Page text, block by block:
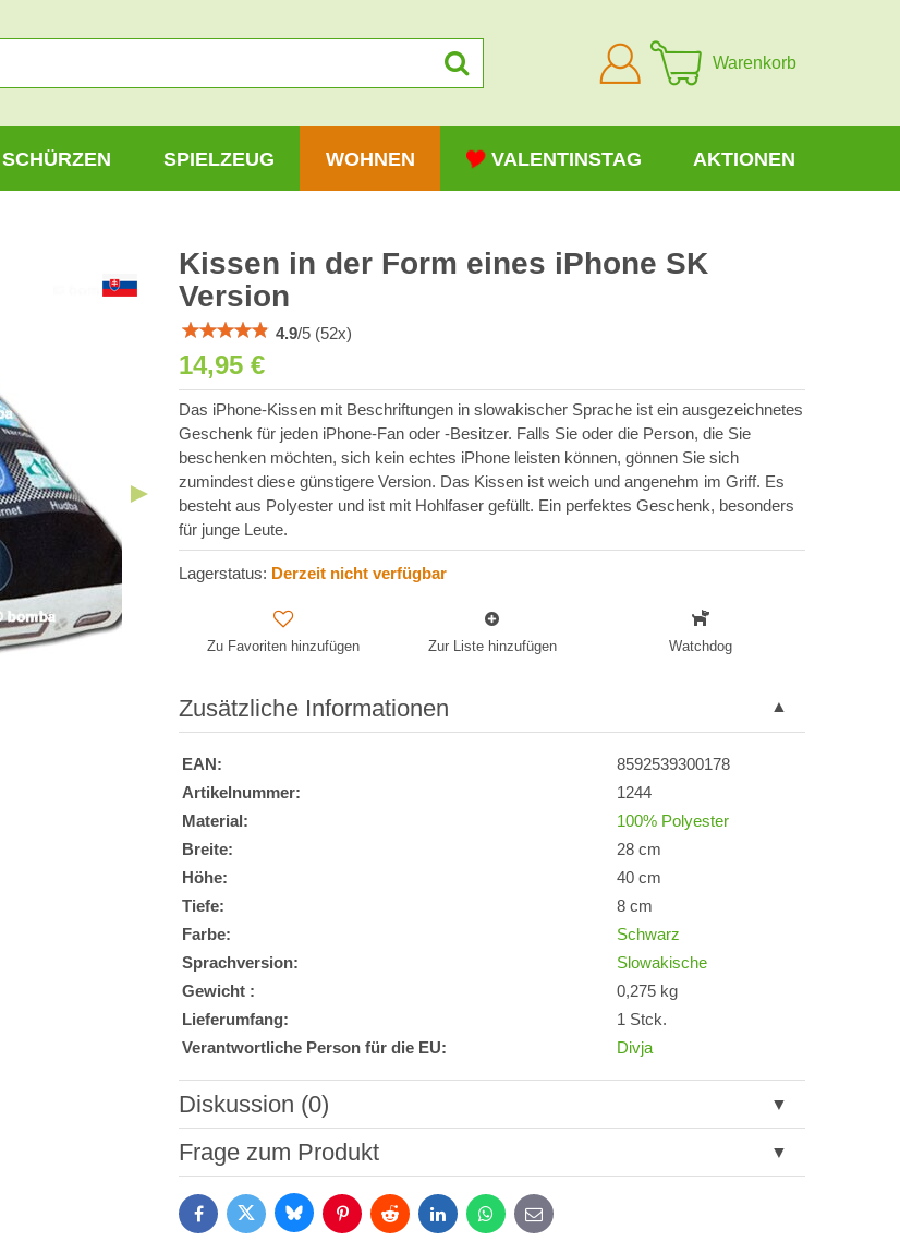
Anmelden
Warenkorb
SCHÜRZEN SPIELZEUG WOHNEN VALENTINSTAG AKTIONEN
Kissen in der Form eines iPhone SK
Version
4.9/5 (52x)
14,95 €
Das iPhone-Kissen mit Beschriftungen in slowakischer Sprache ist ein ausgezeichnetes
Geschenk für jeden iPhone-Fan oder -Besitzer. Falls Sie oder die Person, die Sie
beschenken möchten, sich kein echtes iPhone leisten können, gönnen Sie sich
zumindest diese günstigere Version. Das Kissen ist weich und angenehm im Griff. Es
besteht aus Polyester und ist mit Hohlfaser gefüllt. Ein perfektes Geschenk, besonders
für junge Leute.
Lagerstatus: Derzeit nicht verfügbar
Zu Favoriten hinzufügen Zur Liste hinzufügen Watchdog
Zusätzliche Informationen
EAN:
8592539300178
Artikelnummer:
1244
Material:
100% Polyester
Breite:
28 cm
Höhe:
40 cm
Tiefe:
8 cm
Farbe:
Schwarz
Sprachversion:
Slowakische
Gewicht :
0,275 kg
Lieferumfang:
1 Stck.
Verantwortliche Person für die EU:
Divja
Diskussion (0)
Neuer Kommentar
Frage zum Produkt
FacebookTwitter BlueskyPinterestReddit LinkedInWhatsApp
E-
mail